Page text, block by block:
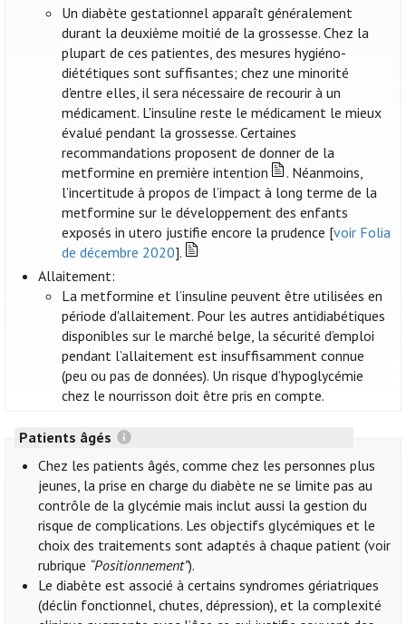
Un diabète gestationnel apparaît généralement
durant la deuxième moitié de la grossesse. Chez la
plupart de ces patientes, des mesures hygiéno-
diététiques sont suffisantes; chez une minorité
d'entre elles, il sera nécessaire de recourir à un
médicament. L'insuline reste le médicament le mieux
évalué pendant la grossesse. Certaines
recommandations proposent de donner de la
metformine en première intention
. Néanmoins,
l’incertitude à propos de l’impact à long terme de la
metformine sur le développement des enfants
exposés in utero justifie encore la prudence [voir Folia
de décembre 2020].
Allaitement:
La metformine et l’insuline peuvent être utilisées en
période d'allaitement. Pour les autres antidiabétiques
disponibles sur le marché belge, la sécurité d’emploi
pendant l’allaitement est insuffisamment connue
(peu ou pas de données). Un risque d’hypoglycémie
chez le nourrisson doit être pris en compte.
Patients âgés
Chez les patients âgés, comme chez les personnes plus
jeunes, la prise en charge du diabète ne se limite pas au
contrôle de la glycémie mais inclut aussi la gestion du
risque de complications. Les objectifs glycémiques et le
choix des traitements sont adaptés à chaque patient (voir
rubrique “Positionnement”).
Le diabète est associé à certains syndromes gériatriques
(déclin fonctionnel, chutes, dépression), et la complexité